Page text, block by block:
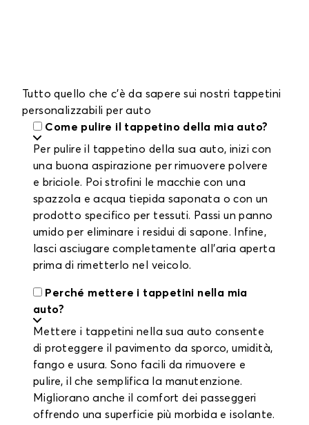
Tutto quello che c'è da sapere sui nostri tappetini
personalizzabili per auto
Come pulire il tappetino della mia auto?
Per pulire il tappetino della sua auto, inizi con
una buona aspirazione per rimuovere polvere
e briciole. Poi strofini le macchie con una
spazzola e acqua tiepida saponata o con un
prodotto specifico per tessuti. Passi un panno
umido per eliminare i residui di sapone. Infine,
lasci asciugare completamente all’aria aperta
prima di rimetterlo nel veicolo.
Perché mettere i tappetini nella mia
auto?
Mettere i tappetini nella sua auto consente
di proteggere il pavimento da sporco, umidità,
fango e usura. Sono facili da rimuovere e
pulire, il che semplifica la manutenzione.
Migliorano anche il comfort dei passeggeri
offrendo una superficie più morbida e isolante.